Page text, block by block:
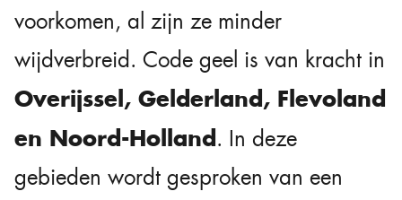
voorkomen, al zijn ze minder
wijdverbreid. Code geel is van kracht in
Overijssel, Gelderland, Flevoland
en Noord-Holland. In deze
gebieden wordt gesproken van een